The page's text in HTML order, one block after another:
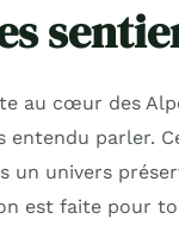
au cœur des
entendu parler.
un univers
est faite pour